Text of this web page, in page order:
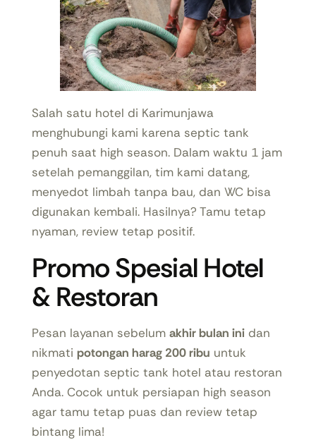
Salah satu hotel di Karimunjawa
menghubungi kami karena septic tank
penuh saat high season. Dalam waktu 1 jam
setelah pemanggilan, tim kami datang,
menyedot limbah tanpa bau, dan WC bisa
digunakan kembali. Hasilnya? Tamu tetap
nyaman, review tetap positif.
Promo Spesial Hotel
& Restoran
Pesan layanan sebelum akhir bulan ini dan
nikmati potongan harag 200 ribu untuk
penyedotan septic tank hotel atau restoran
Anda. Cocok untuk persiapan high season
agar tamu tetap puas dan review tetap
bintang lima!